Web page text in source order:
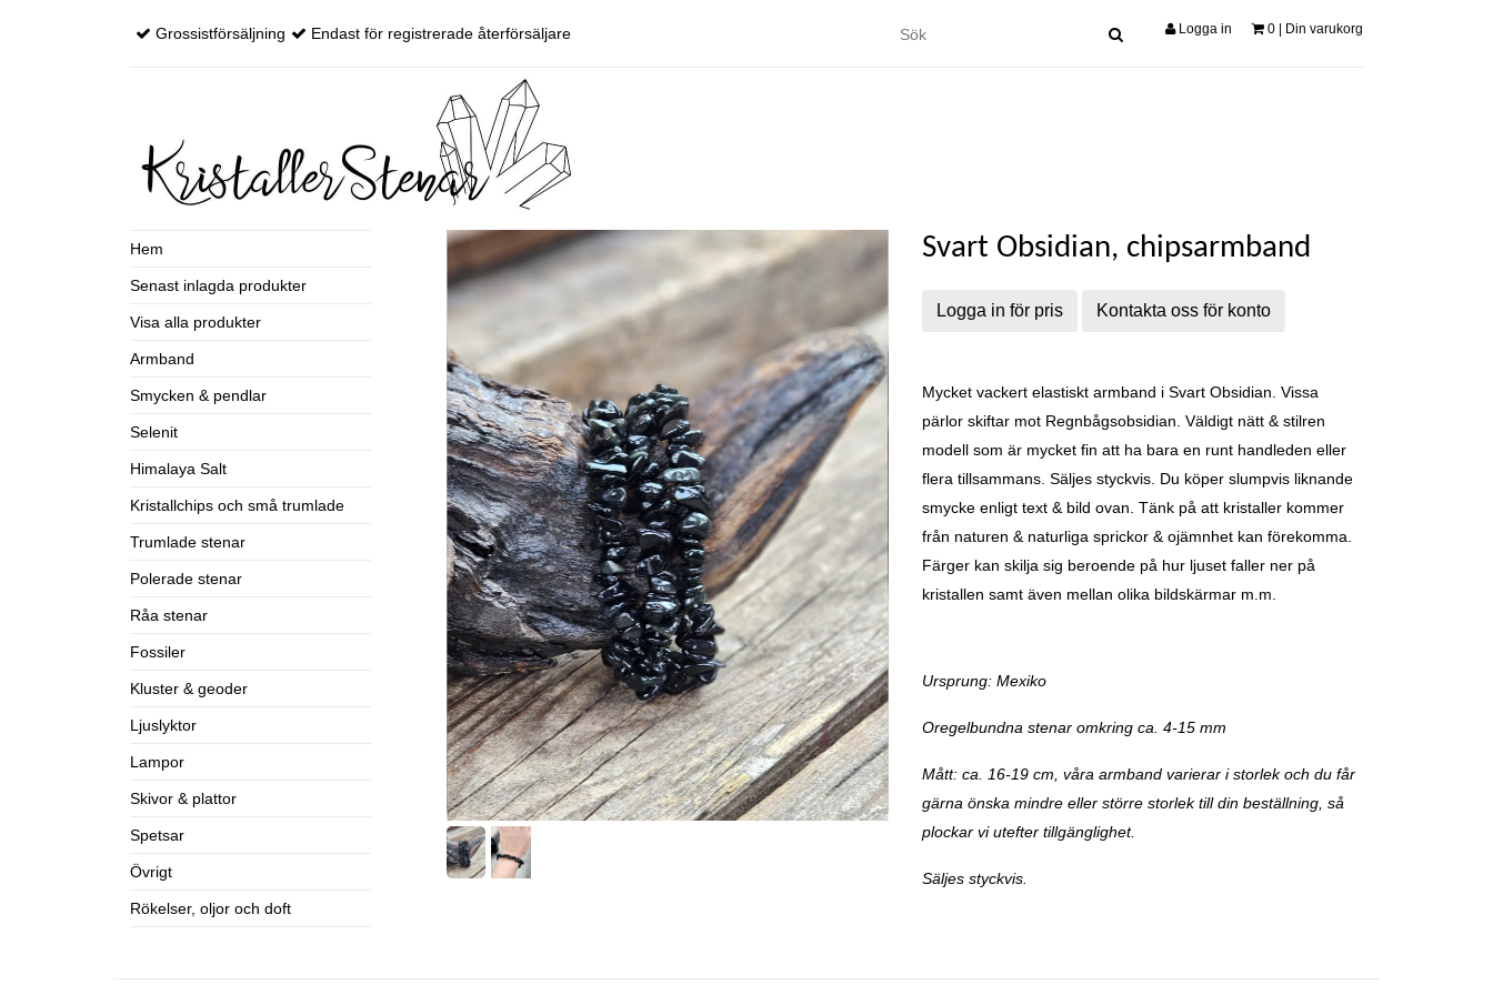
Grossistförsäljning Endast för registrerade återförsäljare Logga in 0 | Din varukorg
Hem
Senast inlagda produkter
Visa alla produkter
Armband
Smycken & pendlar
Selenit
Himalaya Salt
Kristallchips och små trumlade
Trumlade stenar
Polerade stenar
Råa stenar
Fossiler
Kluster & geoder
Ljuslyktor
Lampor
Skivor & plattor
Spetsar
Övrigt
Rökelser, oljor och doft
Svart Obsidian, chipsarmband
Logga in för pris Kontakta oss för konto
Mycket vackert elastiskt armband i Svart Obsidian. Vissa
pärlor skiftar mot Regnbågsobsidian. Väldigt nätt & stilren
modell som är mycket fin att ha bara en runt handleden eller
flera tillsammans. Säljes styckvis. Du köper slumpvis liknande
smycke enligt text & bild ovan. Tänk på att kristaller kommer
från naturen & naturliga sprickor & ojämnhet kan förekomma.
Färger kan skilja sig beroende på hur ljuset faller ner på
kristallen samt även mellan olika bildskärmar m.m.
Ursprung: Mexiko
Oregelbundna stenar omkring ca. 4-15 mm
Mått: ca. 16-19 cm, våra armband varierar i storlek och du får
gärna önska mindre eller större storlek till din beställning, så
plockar vi utefter tillgänglighet.
Säljes styckvis.